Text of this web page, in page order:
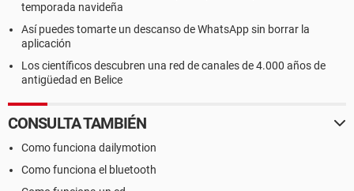
temporada navideña
Así puedes tomarte un descanso de WhatsApp sin borrar la
aplicación
Los científicos descubren una red de canales de 4.000 años de
antigüedad en Belice
CONSULTA TAMBIÉN
Como funciona dailymotion
Como funciona el bluetooth